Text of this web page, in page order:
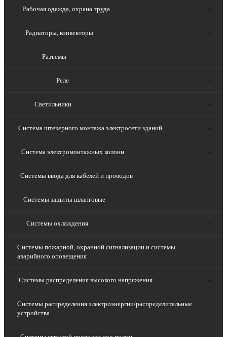
Рабочая одежда, охрана труда
Радиаторы, конвекторы
Разъемы
Реле
Светильники
Система штекерного монтажа электросети зданий
Система электромонтажных колонн
Системы ввода для кабелей и проводов
Системы защиты шланговые
Системы охлаждения
Системы пожарной, охранной сигнализации и системы
аварийного оповещения
Системы распределения высокого напряжения
Системы распределения электроэнергии/распределительные
устройства